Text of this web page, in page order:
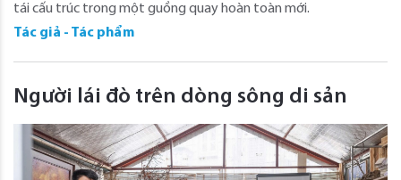
tái cấu trúc trong một guồng quay hoàn toàn mới.
Tác giả - Tác phẩm
Người lái đò trên dòng sông di sản